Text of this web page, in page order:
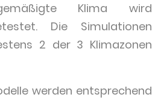
Klima wird
Die Simulationen
2 der 3 Klimazonen
werden entsprechend